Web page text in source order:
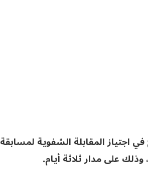
من مليون و65 ألف مترشح في اجتياز المقابلة الشفوية لمسابقة